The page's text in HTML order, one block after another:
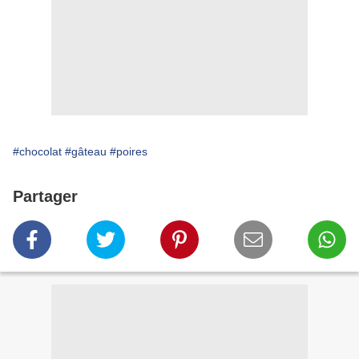
#chocolat #gâteau #poires
Partager